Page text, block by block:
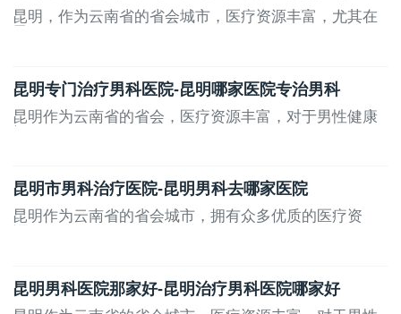
昆明，作为云南省的省会城市，医疗资源丰富，尤其在
昆明专门治疗男科医院-昆明哪家医院专治男科
昆明作为云南省的省会，医疗资源丰富，对于男性健康
昆明市男科治疗医院-昆明男科去哪家医院
昆明作为云南省的省会城市，拥有众多优质的医疗资
昆明男科医院那家好-昆明治疗男科医院哪家好